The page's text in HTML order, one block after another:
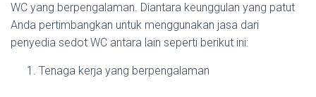
WC yang berpengalaman. Diantara keunggulan yang patut
Anda pertimbangkan untuk menggunakan jasa dari
penyedia sedot WC antara lain seperti berikut ini:
Tenaga kerja yang berpengalaman